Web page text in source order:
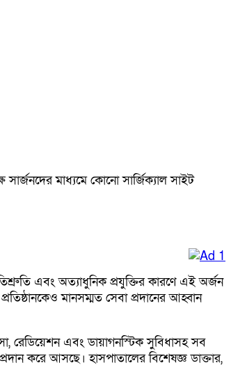
সার্জনদের মাধ্যমে কোনো সার্জিক্যাল সাইট
এবং অত্যাধুনিক প্রযুক্তির কারণে এই অর্জন
মানসম্মত সেবা প্রদানের আহ্বান
রেডিয়েশন এবং ডায়াগনস্টিক সুবিধাসহ সব
করে আসছে। হাসপাতালের বিশেষজ্ঞ ডাক্তার,